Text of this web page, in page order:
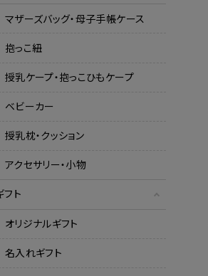
マザーズバッグ・母子手帳ケース
抱っこ紐
授乳ケープ・抱っこひもケープ
ベビーカー
授乳枕・クッション
アクセサリー・小物
フト
オリジナルギフト
名入れギフト